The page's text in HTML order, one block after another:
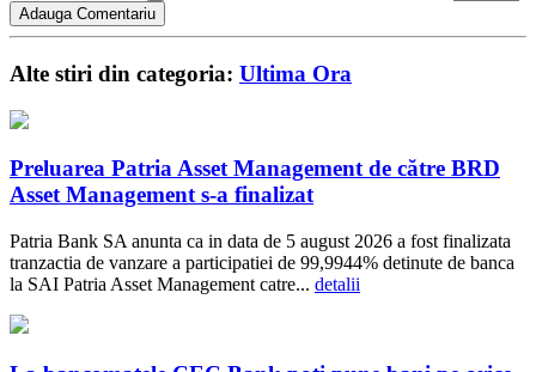
Alte stiri din categoria: Ultima Ora
Preluarea Patria Asset Management de către BRD
Asset Management s-a finalizat
Patria Bank SA anunta ca in data de 5 august 2026 a fost finalizata
tranzactia de vanzare a participatiei de 99,9944% detinute de banca
la SAI Patria Asset Management catre... detalii